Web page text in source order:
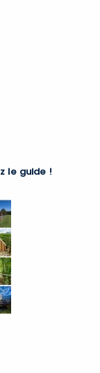
le guide !